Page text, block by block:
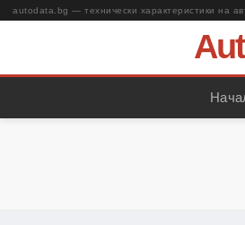
autodata.bg — технически характеристики на